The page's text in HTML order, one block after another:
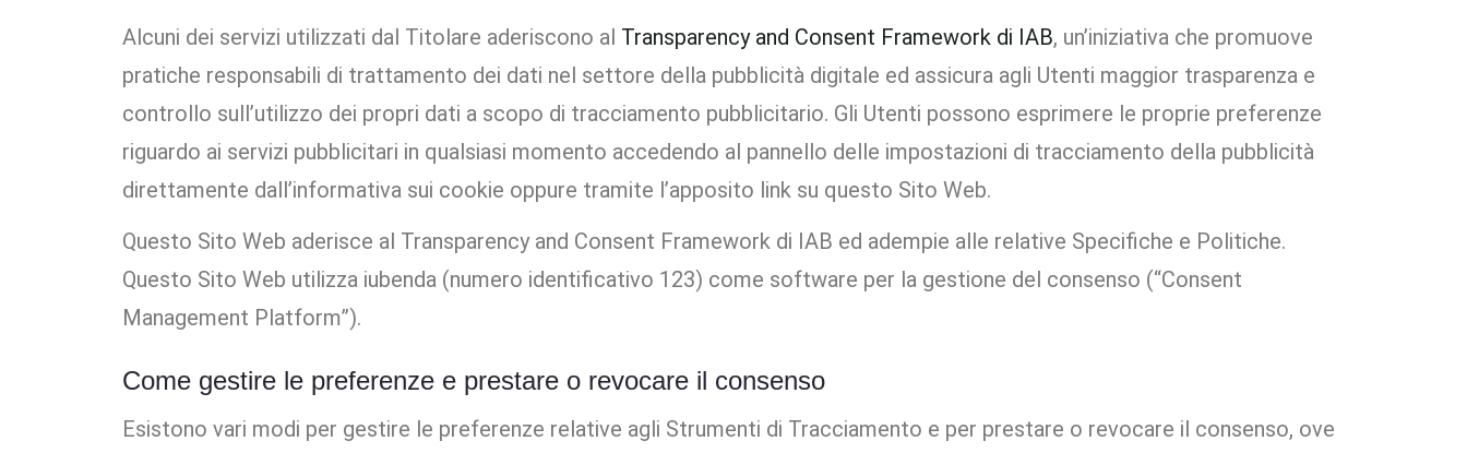
Alcuni dei servizi utilizzati dal Titolare aderiscono al Transparency and Consent Framework di IAB, un’iniziativa che promuove
pratiche responsabili di trattamento dei dati nel settore della pubblicità digitale ed assicura agli Utenti maggior trasparenza e
controllo sull’utilizzo dei propri dati a scopo di tracciamento pubblicitario. Gli Utenti possono esprimere le proprie preferenze
riguardo ai servizi pubblicitari in qualsiasi momento accedendo al pannello delle impostazioni di tracciamento della pubblicità
direttamente dall’informativa sui cookie oppure tramite l’apposito link su questo Sito Web.
Questo Sito Web aderisce al Transparency and Consent Framework di IAB ed adempie alle relative Specifiche e Politiche.
Questo Sito Web utilizza iubenda (numero identificativo 123) come software per la gestione del consenso (“Consent
Management Platform”).
Come gestire le preferenze e prestare o revocare il consenso
Esistono vari modi per gestire le preferenze relative agli Strumenti di Tracciamento e per prestare o revocare il consenso, ove